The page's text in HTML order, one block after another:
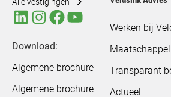
Download:
Algemene brochure
Algemene brochure
Werken bij
Transparant
Actueel